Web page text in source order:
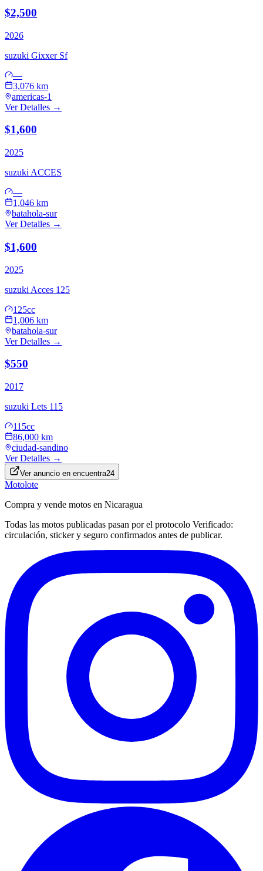
$2,500
2026
suzuki Gixxer Sf
—
3,076 km
americas-1
Ver Detalles →
$1,600
2025
suzuki ACCES
—
1,046 km
batahola-sur
Ver Detalles →
$1,600
2025
suzuki Acces 125
125cc
1,006 km
batahola-sur
Ver Detalles →
$550
2017
suzuki Lets 115
115cc
86,000 km
ciudad-sandino
Ver Detalles →
Ver anuncio en encuentra24
Motolote
Compra y vende motos en Nicaragua
Todas las motos publicadas pasan por el protocolo Verificado:
circulación, sticker y seguro confirmados antes de publicar.